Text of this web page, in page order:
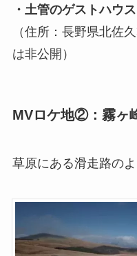
・土管のゲストハウス
（住所：長野県北
は非公開）
MVロケ地②：霧ヶ
草原にある滑走路の